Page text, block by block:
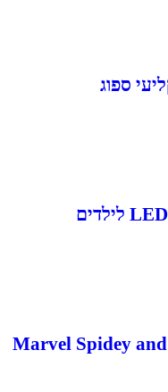
זוג דמויות מיילס מוראלס והאלק Marvel Spidey and